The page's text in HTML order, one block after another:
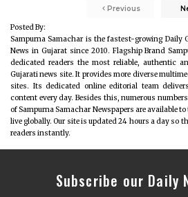
Previous
Posted By:
Sampurna Samachar is the fastest-growing Daily
News in Gujarat since 2010. Flagship Brand
dedicated readers the most reliable, authentic
Gujarati news site. It provides more diverse
sites. Its dedicated online editorial team
content every day. Besides this, numerous
of Sampurna Samachar Newspapers are available
live globally. Our site is updated 24 hours a day so
readers instantly.
Subscribe our Daily